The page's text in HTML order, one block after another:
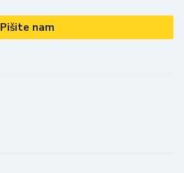
Pišite nam